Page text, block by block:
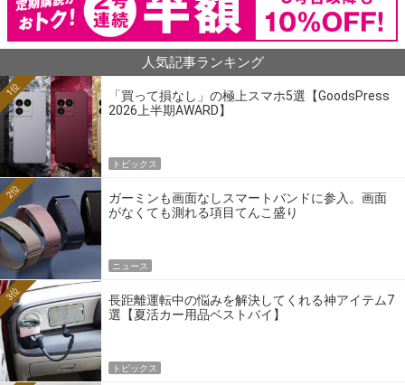
人気記事ランキング
「買って損なし」の極上スマホ5選【GoodsPress
2026上半期AWARD】
1位
トピックス
ガーミンも画面なしスマートバンドに参入。画面
がなくても測れる項目てんこ盛り
2位
ニュース
長距離運転中の悩みを解決してくれる神アイテム7
選【夏活カー用品ベストバイ】
3位
トピックス